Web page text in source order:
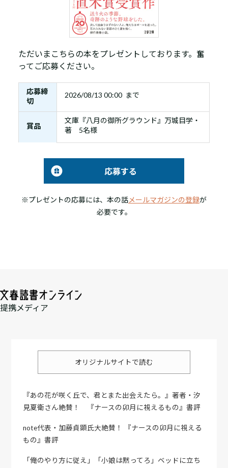
ただいまこちらの本をプレゼントしております。奮
ってご応募ください。
応募締
切
2026/08/13 00:00 まで
賞品
文庫『八月の御所グラウンド』万城目学・
著 5名様
応募する
※プレゼントの応募には、本の話メールマガジンの登録が
必要です。
提携メディア
オリジナルサイトで読む
『あの花が咲く丘で、君とまた出会えたら。』著者・汐
見夏衛さん絶賛！ 『ナースの卯月に視えるもの』書評
note代表・加藤貞顕氏大絶賛！ 『ナースの卯月に視える
もの』書評
「俺のやり方に従え」「小娘は黙ってろ」ベッドに立ち